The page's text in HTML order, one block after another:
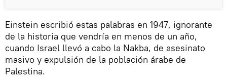
Einstein escribió estas palabras en 1947, ignorante
de la historia que vendría en menos de un año,
cuando Israel llevó a cabo la Nakba, de asesinato
masivo y expulsión de la población árabe de
Palestina.